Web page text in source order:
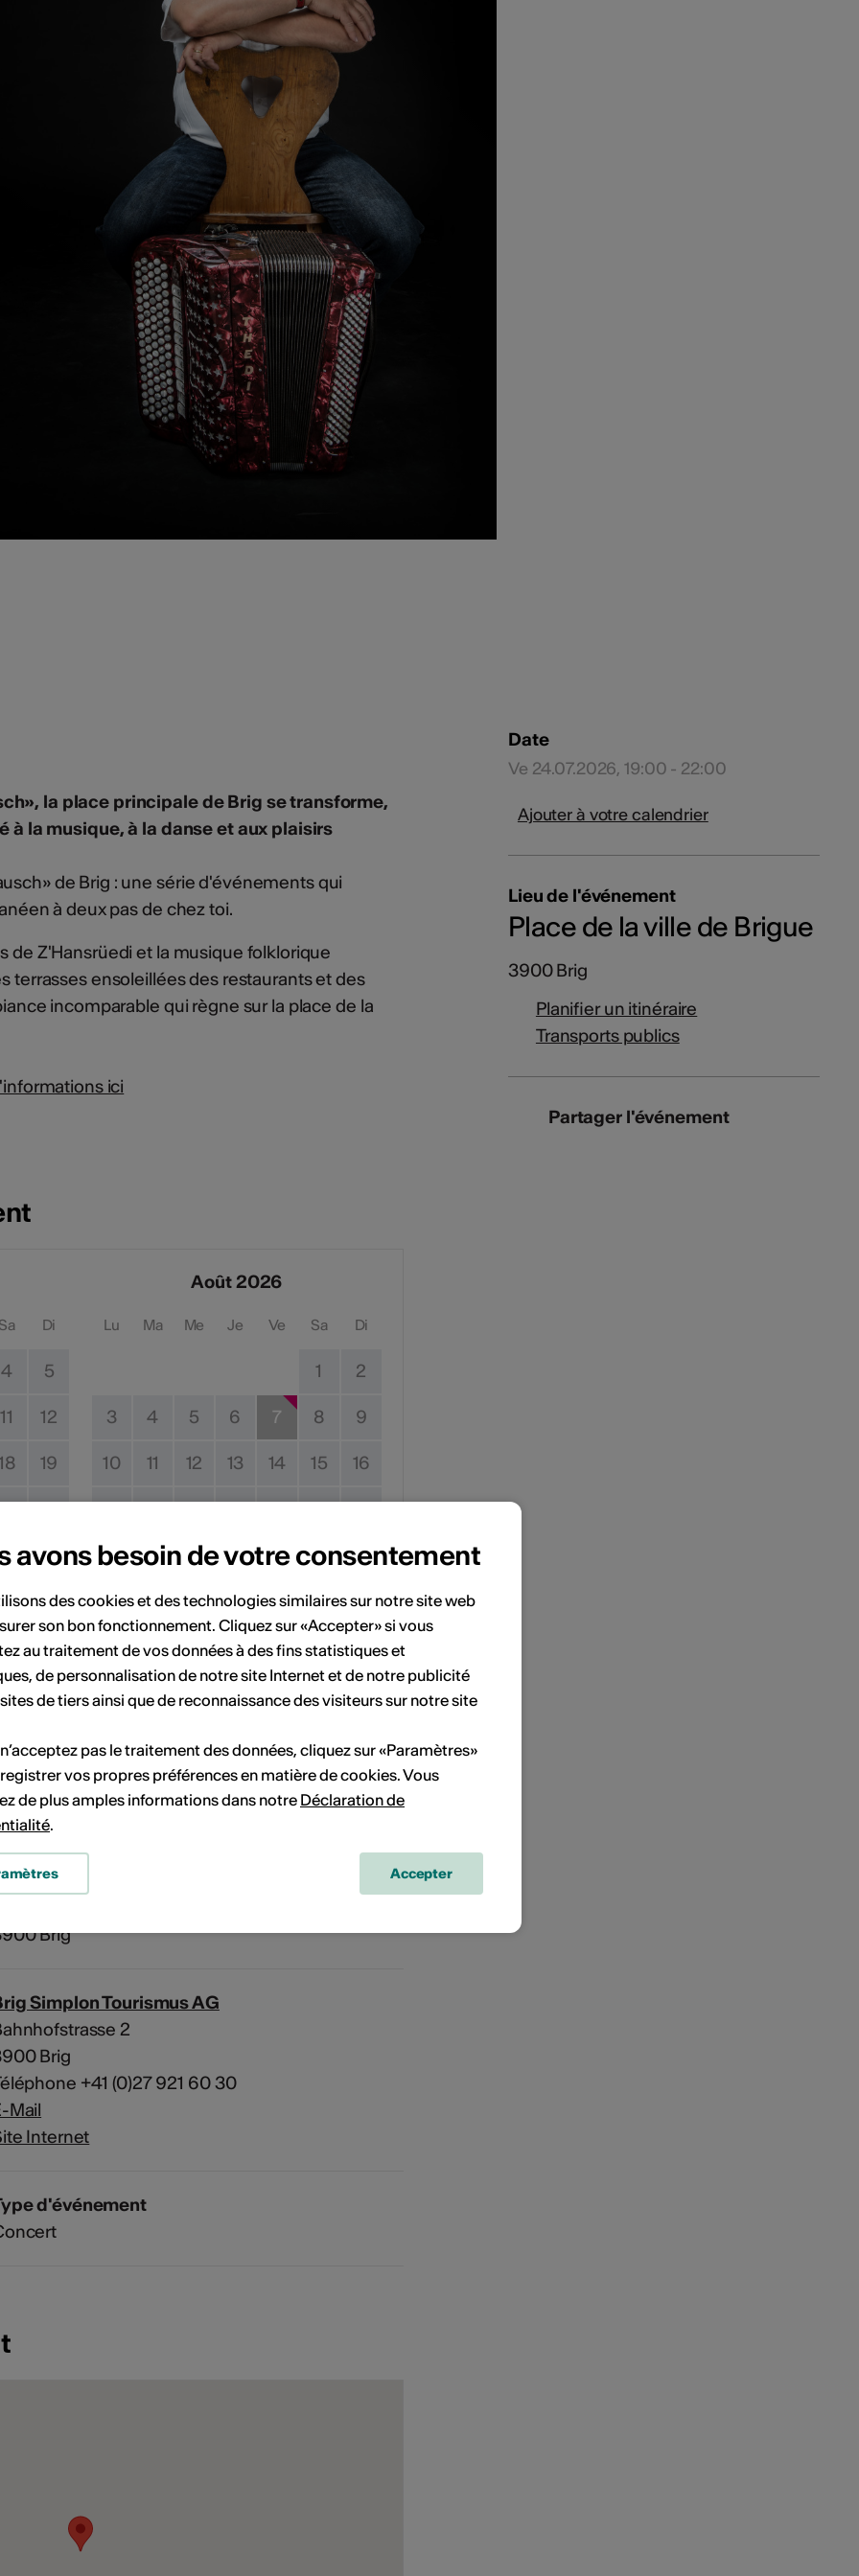
la place principale de Brig se transforme,
à la musique, à la danse et aux plaisirs
de Brig : une série d'événements qui
à deux pas de chez toi.
de Z'Hansrüedi et la musique folklorique
terrasses ensoleillées des restaurants et des
incomparable qui règne sur la place de la
ici
Sa Di
4 5
11 12
19
26
Août 2026
Lu Ma Me Je Ve Sa Di
1 2
3 4 5 6 7 8 9
10 11 12 13 14 15 16
17 18 19 20 21 22 23
24 25 26 27 28 29 30
31
Pas de date de mise en œuvre
à votre calendrier.
Brig
Simplon Tourismus AG
2
Brig
+41 (0)27 921 60 30
Mail
Internet
d'événement
Date
Ve 24.07.2026, 19:00 - 22:00
Ajouter à votre calendrier
Lieu de l'événement
Place de la ville de Brigue
3900 Brig
Planifier un itinéraire
Transports publics
Partager l'événement
avons besoin de votre consentement
des cookies et des technologies similaires sur notre site web
son bon fonctionnement. Cliquez sur «Accepter» si vous
au traitement de vos données à des fins statistiques et
de personnalisation de notre site Internet et de notre publicité
de tiers ainsi que de reconnaissance des visiteurs sur notre site
pas le traitement des données, cliquez sur «Paramètres»
vos propres préférences en matière de cookies. Vous
de plus amples informations dans notre Déclaration de
.
Accepter